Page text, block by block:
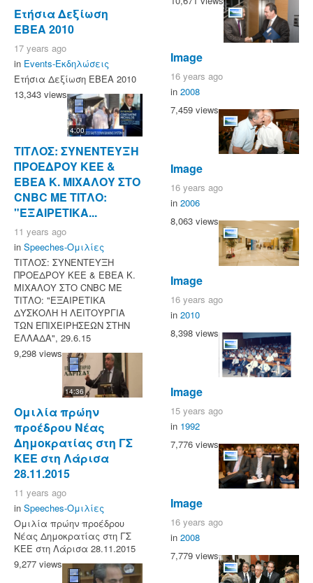
Ετήσια Δεξίωση
ΕΒΕΑ 2010
17 years ago
in Events-Εκδηλώσεις
Ετήσια Δεξίωση ΕΒΕΑ 2010
13,343 views
4:00
ΤΙΤΛΟΣ: ΣΥΝΕΝΤΕΥΞΗ
ΠΡΟΕΔΡΟΥ ΚΕΕ &
ΕΒΕΑ Κ. ΜΙΧΑΛΟΥ ΣΤΟ
CNBC ΜΕ ΤΙΤΛΟ:
"ΕΞΑΙΡΕΤΙΚΑ...
11 years ago
in Speeches-Ομιλίες
ΤΙΤΛΟΣ: ΣΥΝΕΝΤΕΥΞΗ
ΠΡΟΕΔΡΟΥ ΚΕΕ & ΕΒΕΑ Κ.
ΜΙΧΑΛΟΥ ΣΤΟ CNBC ΜΕ
ΤΙΤΛΟ: "ΕΞΑΙΡΕΤΙΚΑ
ΔΥΣΚΟΛΗ Η ΛΕΙΤΟΥΡΓΙΑ
ΤΩΝ ΕΠΙΧΕΙΡΗΣΕΩΝ ΣΤΗΝ
ΕΛΛΑΔΑ", 29.6.15
9,298 views
14:36
Ομιλία πρώην
προέδρου Νέας
Δημοκρατίας στη ΓΣ
ΚΕΕ στη Λάρισα
28.11.2015
11 years ago
in Speeches-Ομιλίες
Ομιλία πρώην προέδρου
Νέας Δημοκρατίας στη ΓΣ
ΚΕΕ στη Λάρισα 28.11.2015
9,277 views
Image
16 years ago
in 2008
7,459 views
Image
16 years ago
in 2006
8,063 views
Image
16 years ago
in 2010
8,398 views
Image
15 years ago
in 1992
7,776 views
Image
16 years ago
in 2008
7,779 views